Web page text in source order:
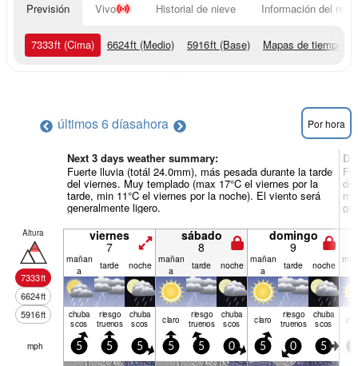
Previsión Vivo Historial de nieve Información del
7333ft (Cima) 6624ft (Medio) 5916ft (Base) Mapas de tiempo
últimos 6 díasahora Por hora
Next 3 days weather summary:
Fuerte lluvia (totál 24.0mm), más pesada durante la tarde
del viernes. Muy templado (max 17°C el viernes por la
tarde, min 11°C el viernes por la noche). El viento será
generalmente ligero.
de
Altura
7333ft
6624ft
5916ft
viernes
7
sábado
8
domingo
9
mañan
a
tarde noche mañan
a
tarde noche mañan
a
tarde noche
chuba
scos
riesgo
truenos
chuba
scos claro riesgo
truenos
chuba
scos claro riesgo
truenos
chuba
scos
mph 5 5 5 5 5 0 5 0 5